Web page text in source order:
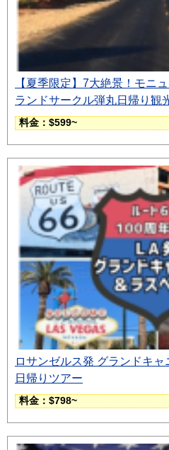
【夏季限定】7大絶景！モニ
ランドサークル弾丸日帰り観
料金：$599~
ロサンゼルス発 グランドキ
日帰りツアー
料金：$798~